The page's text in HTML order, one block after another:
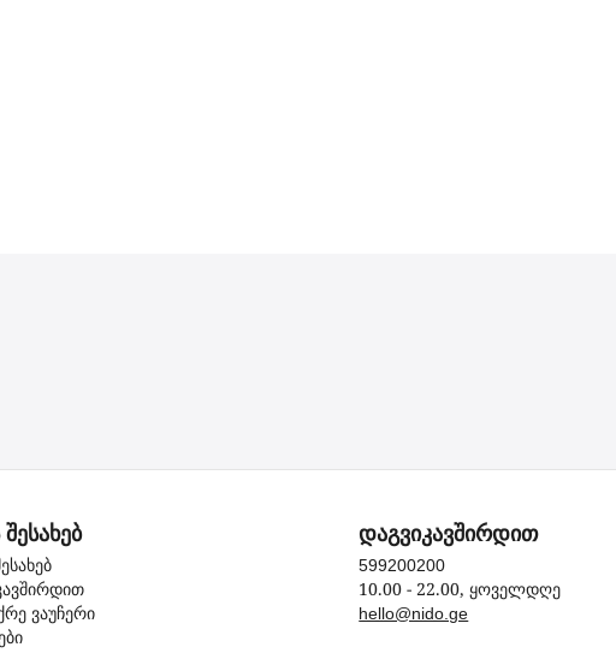
შესახებ
ვაუჩერი
დაგვიკავშირდით
599200200
10.00 - 22.00, ყოველდღე
hello@nido.ge